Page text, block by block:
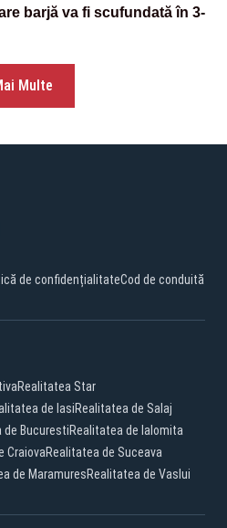
barjă va fi scufundată în 3-
Multe
de confidențialitateCod de conduită
Realitatea Star
de IasiRealitatea de Salaj
de BucurestiRealitatea de Ialomita
CraiovaRealitatea de Suceava
de MaramuresRealitatea de Vaslui